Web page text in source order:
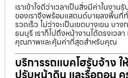
เราเข้าใจดีว่าเวลาเป็นสิ่งมีค่าในงา
ของเราจึงพร้อมแสตนด์บายลงพื้นที่
รวดเร็ว ไม่ว่าจะเป็นเขตบางเขน บา
ธนบุรี เราก็ไปถึงหน้างานได้ตรงเวล
คุณภาพและคุ้มค่าที่สุดสำหรับคุณ
บริการรถแบคโฮรับจ้าง